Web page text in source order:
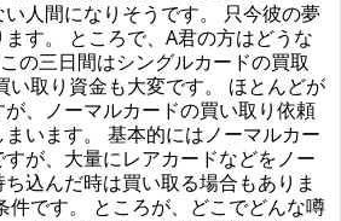
人間になりそうです。 只今彼の夢
す。 ところで、A君の方はどうな
の三日間はシングルカードの買取
い取り資金も大変です。 ほとんどが
、ノーマルカードの買い取り依頼
います。 基本的にはノーマルカー
すが、大量にレアカードなどをノー
込んだ時は買い取る場合もありま
件です。 ところが、どこでどんな噂